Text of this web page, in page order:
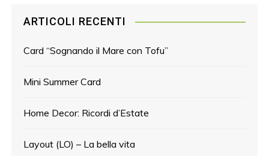
ARTICOLI RECENTI
Card “Sognando il Mare con Tofu”
Mini Summer Card
Home Decor: Ricordi d’Estate
Layout (LO) – La bella vita